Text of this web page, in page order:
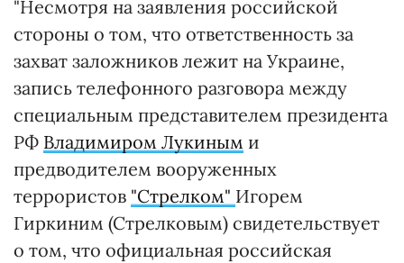
"Несмотря на заявления российской
стороны о том, что ответственность за
захват заложников лежит на Украине,
запись телефонного разговора между
специальным представителем президента
РФ Владимиром Лукиным и
предводителем вооруженных
террористов "Стрелком" Игорем
Гиркиним (Стрелковым) свидетельствует
о том, что официальная российская